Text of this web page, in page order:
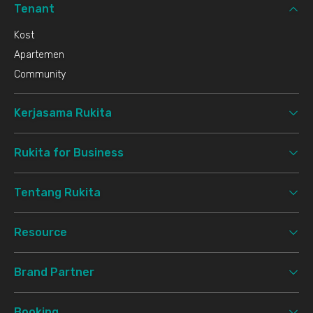
Tenant
Kost
Apartemen
Community
Kerjasama Rukita
Rukita for Business
Tentang Rukita
Resource
Brand Partner